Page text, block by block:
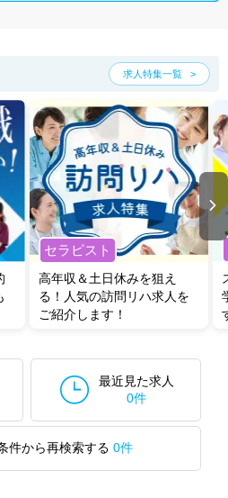
求人特集一覧
セラピスト
高年収＆土日休みを狙え
る！人気の訪問リハ求人を
ご紹介します！
最近見た求人
0件
件から再検索する 0件